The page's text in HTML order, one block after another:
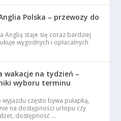
Polska – przewozy do
Anglią staje się coraz bardziej
wygodnych i opłacalnych
wakacje na tydzień –
wyboru terminu
często bywa pułapką,
na dostępności urlopu czy
dostępność …